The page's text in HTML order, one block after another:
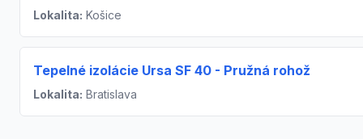
Lokalita: Košice
Tepelné izolácie Ursa SF 40 - Pružná rohož
Lokalita: Bratislava